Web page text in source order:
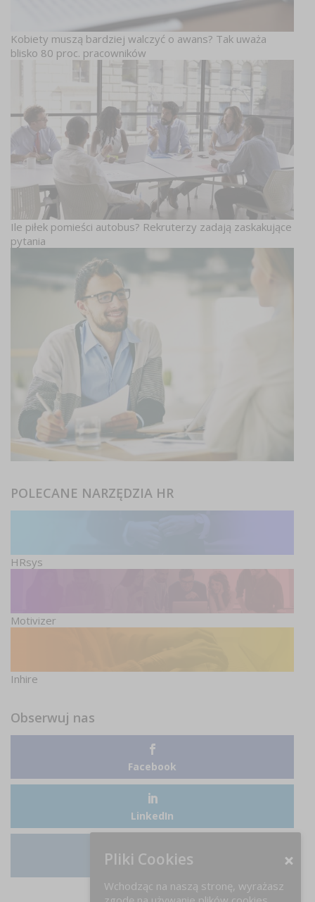
Kobiety muszą bardziej walczyć o awans? Tak uważa
blisko 80 proc. pracowników
Ile piłek pomieści autobus? Rekruterzy zadają zaskakujące
pytania
POLECANE NARZĘDZIA HR
HRsys
Motivizer
Inhire
Obserwuj nas
Facebook
LinkedIn
Instagram
Pliki Cookies
Wchodząc na naszą stronę, wyrażasz